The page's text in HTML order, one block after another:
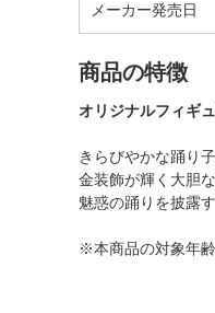
メーカー発売日
商品の特徴
オリジナルフィギ
きらびやかな踊り
金装飾が輝く大胆
魅惑の踊りを披露
※本商品の対象年